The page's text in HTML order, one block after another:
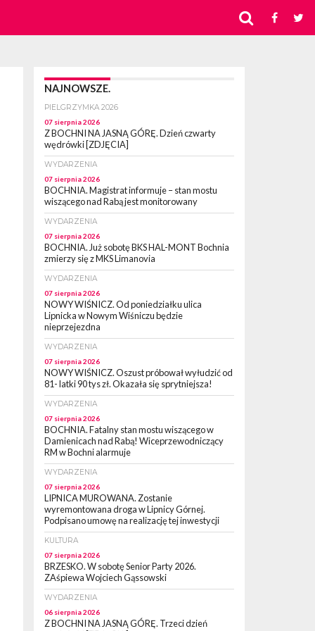
NAJNOWSZE.
PIELGRZYMKA 2026
07 sierpnia 2026
Z BOCHNI NA JASNĄ GÓRĘ. Dzień czwarty
wędrówki [ZDJĘCIA]
WYDARZENIA
07 sierpnia 2026
BOCHNIA. Magistrat informuje – stan mostu
wiszącego nad Rabą jest monitorowany
WYDARZENIA
07 sierpnia 2026
BOCHNIA. Już sobotę BKS HAL-MONT Bochnia
zmierzy się z MKS Limanovia
WYDARZENIA
07 sierpnia 2026
NOWY WIŚNICZ. Od poniedziałku ulica
Lipnicka w Nowym Wiśniczu będzie
nieprzejezdna
WYDARZENIA
07 sierpnia 2026
NOWY WIŚNICZ. Oszust próbował wyłudzić od
81- latki 90 tys zł. Okazała się sprytniejsza!
WYDARZENIA
07 sierpnia 2026
BOCHNIA. Fatalny stan mostu wiszącego w
Damienicach nad Rabą! Wiceprzewodniczący
RM w Bochni alarmuje
WYDARZENIA
07 sierpnia 2026
LIPNICA MUROWANA. Zostanie
wyremontowana droga w Lipnicy Górnej.
Podpisano umowę na realizację tej inwestycji
KULTURA
07 sierpnia 2026
BRZESKO. W sobotę Senior Party 2026.
ZAśpiewa Wojciech Gąssowski
WYDARZENIA
06 sierpnia 2026
Z BOCHNI NA JASNĄ GÓRĘ. Trzeci dzień